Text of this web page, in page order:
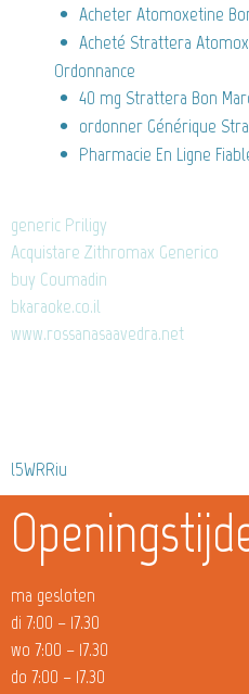
Acheter Atomoxetine
Acheté Strattera
Ordonnance
40 mg Strattera Bon
ordonner Générique
Pharmacie En Ligne
generic Priligy
Acquistare Zithromax Generico
buy Coumadin
bkaraoke.co.il
www.rossanasaavedra.net
l5WRRiu
ma gesloten
di 7:00 – 17.30
wo 7:00 – 17.30
do 7:00 – 17.30